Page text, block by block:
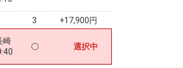
3 +17,900円
崎
選択中